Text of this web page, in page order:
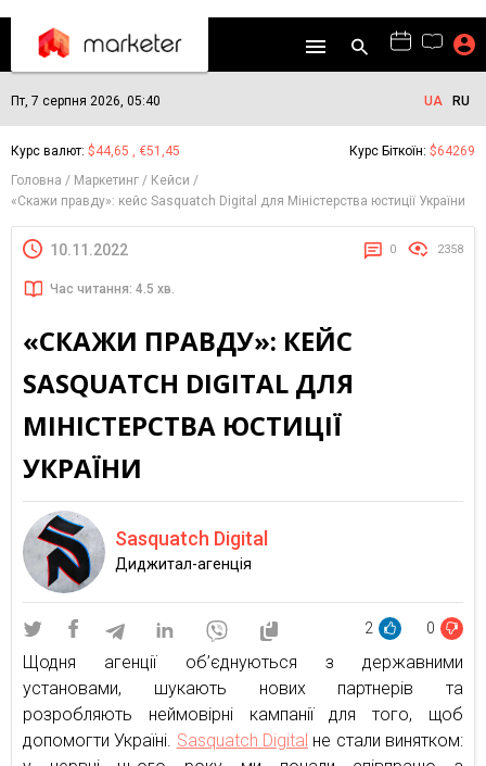
Пт, 7 серпня 2026, 05:40 UA RU
Курс валют: $44,65 , €51,45 Курс Біткоїн: $64269
Головна
Маркетинг
Кейси
«Cкажи правду»: кейс Sasquatch Digital для Міністерства юстиції України
10.11.2022 0 2358
Час читання: 4.5 хв.
«CКАЖИ ПРАВДУ»: КЕЙС
SASQUATCH DIGITAL ДЛЯ
МІНІСТЕРСТВА ЮСТИЦІЇ
УКРАЇНИ
Sasquatch Digital
Диджитал-агенція
2 0
Щодня агенції об’єднуються з державними
установами, шукають нових партнерів та
розробляють неймовірні кампанії для того, щоб
допомогти Україні. Sasquatch Digital не стали винятком: